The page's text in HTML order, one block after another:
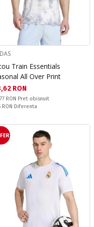
Train Essentials
All Over Print
цена:
RON
obisnuit:
RON Pret obisnuit
RON Diferenta